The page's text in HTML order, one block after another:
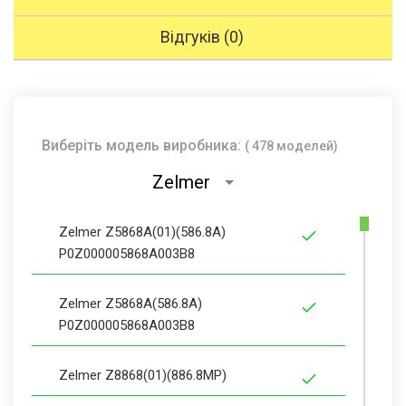
Відгуків (0)
Виберіть модель виробника: ( 478 моделей)
Zelmer
Zelmer Z5868A(01)(586.8A)
P0Z000005868A003B8
Zelmer Z5868A(586.8A)
P0Z000005868A003B8
Zelmer Z8868(01)(886.8MP)